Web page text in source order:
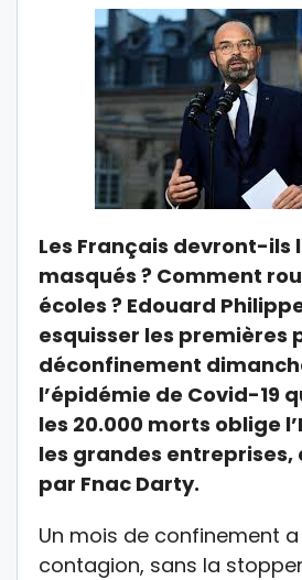
Les Français devront-ils
masqués ? Comment
écoles ? Edouard
esquisser les premières
déconfinement
l’épidémie de Covid-19
les 20.000 morts oblige
les grandes entreprises,
par Fnac Darty.
Un mois de confinement
contagion, sans la